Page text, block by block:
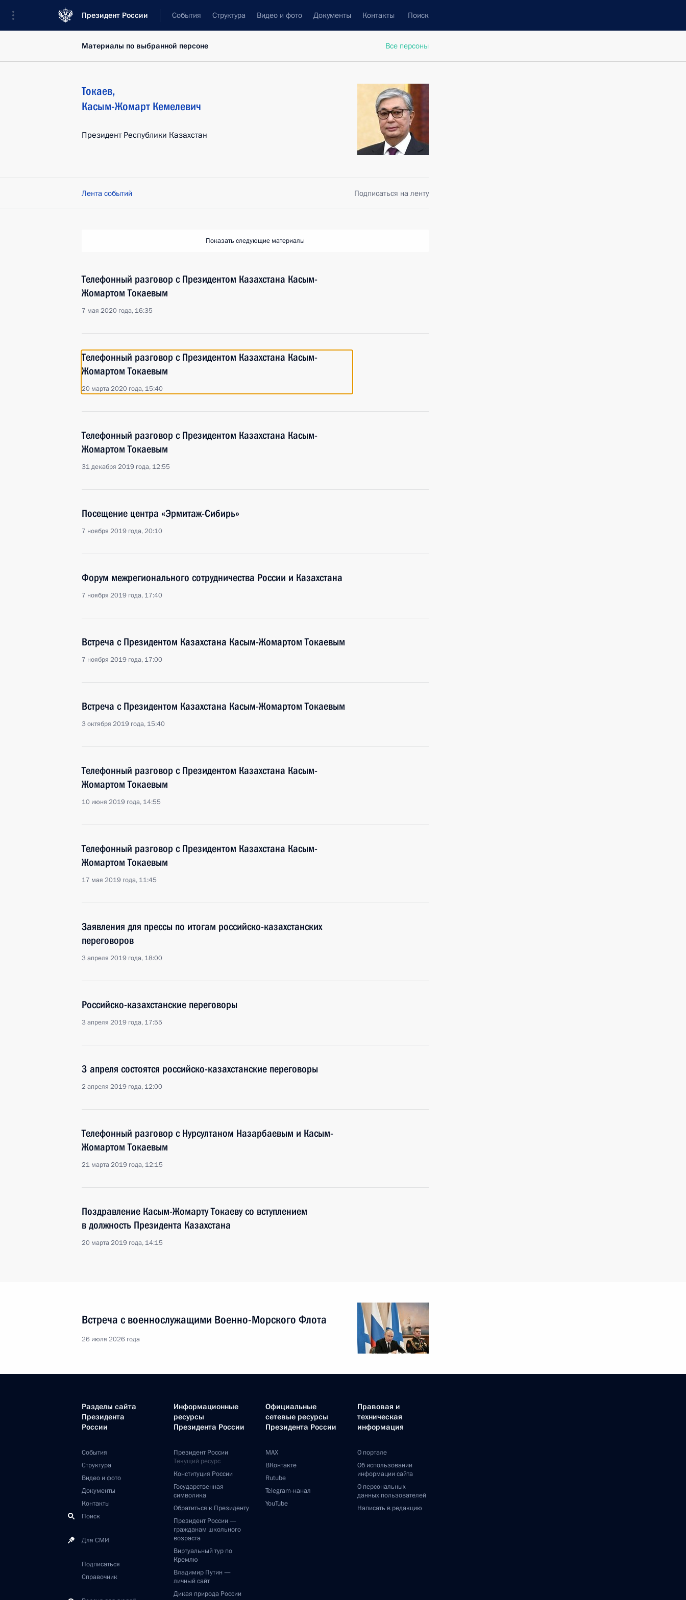
Президент России События Структура Видео и фото Документы Контакты Поиск
Все персоны
Материалы по выбранной персоне
Токаев,
Касым-Жомарт Кемелевич
Президент Республики Казахстан
Лента событий Подписаться на ленту
Показать следующие материалы
Телефонный разговор с Президентом Казахстана Касым-
Жомартом Токаевым
7 мая 2020 года, 16:35
Телефонный разговор с Президентом Казахстана Касым-
Жомартом Токаевым
20 марта 2020 года, 15:40
Телефонный разговор с Президентом Казахстана Касым-
Жомартом Токаевым
31 декабря 2019 года, 12:55
Посещение центра «Эрмитаж-Сибирь»
7 ноября 2019 года, 20:10
Форум межрегионального сотрудничества России и Казахстана
7 ноября 2019 года, 17:40
Встреча с Президентом Казахстана Касым-Жомартом Токаевым
7 ноября 2019 года, 17:00
Встреча с Президентом Казахстана Касым-Жомартом Токаевым
3 октября 2019 года, 15:40
Телефонный разговор с Президентом Казахстана Касым-
Жомартом Токаевым
10 июня 2019 года, 14:55
Телефонный разговор с Президентом Казахстана Касым-
Жомартом Токаевым
17 мая 2019 года, 11:45
Заявления для прессы по итогам российско-казахстанских
переговоров
3 апреля 2019 года, 18:00
Российско-казахстанские переговоры
3 апреля 2019 года, 17:55
3 апреля состоятся российско-казахстанские переговоры
2 апреля 2019 года, 12:00
Телефонный разговор с Нурсултаном Назарбаевым и Касым-
Жомартом Токаевым
21 марта 2019 года, 12:15
Поздравление Касым-Жомарту Токаеву со вступлением
в должность Президента Казахстана
20 марта 2019 года, 14:15
Встреча с военнослужащими Военно-Морского Флота
26 июля 2026 года
Разделы сайта
Президента
России
События
Структура
Видео и фото
Документы
Контакты
Поиск
Для СМИ
Подписаться
Справочник
Информационные
ресурсы
Президента России
Президент России
Текущий ресурс
Конституция России
Государственная
символика
Обратиться к Президенту
Президент России —
гражданам школьного
возраста
Виртуальный тур по
Кремлю
Владимир Путин —
личный сайт
Дикая природа России
Официальные
сетевые ресурсы
Президента России
MAX
ВКонтакте
Rutube
Telegram-канал
YouTube
Правовая и
техническая
информация
О портале
Об использовании
информации сайта
О персональных
данных пользователей
Написать в редакцию